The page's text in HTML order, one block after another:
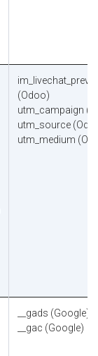
(Odoo)
utm_campaign
utm_source
utm_medium
__gads (Google)
__gac (Google)